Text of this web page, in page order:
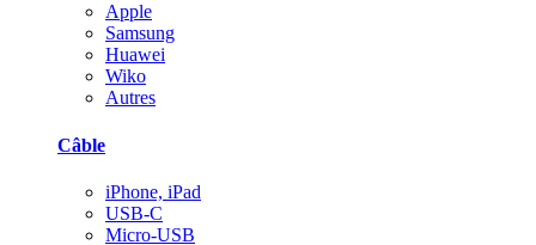
Apple
Samsung
Huawei
Wiko
Autres
Câble
iPhone, iPad
USB-C
Micro-USB